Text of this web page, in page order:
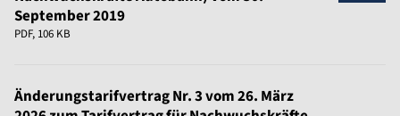
September 2019
PDF, 106 KB
Änderungstarifvertrag Nr. 3 vom 26. März